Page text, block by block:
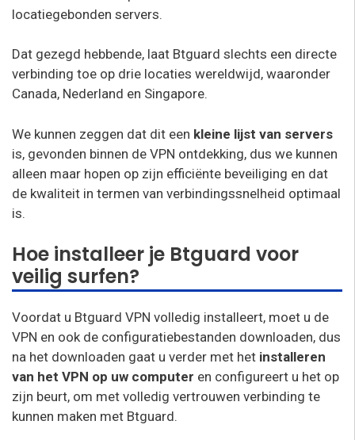
locatiegebonden servers.
Dat gezegd hebbende, laat Btguard slechts een directe
verbinding toe op drie locaties wereldwijd, waaronder
Canada, Nederland en Singapore.
We kunnen zeggen dat dit een kleine lijst van servers
is, gevonden binnen de VPN ontdekking, dus we kunnen
alleen maar hopen op zijn efficiënte beveiliging en dat
de kwaliteit in termen van verbindingssnelheid optimaal
is.
Hoe installeer je Btguard voor
veilig surfen?
Voordat u Btguard VPN volledig installeert, moet u de
VPN en ook de configuratiebestanden downloaden, dus
na het downloaden gaat u verder met het installeren
van het VPN op uw computer en configureert u het op
zijn beurt, om met volledig vertrouwen verbinding te
kunnen maken met Btguard.